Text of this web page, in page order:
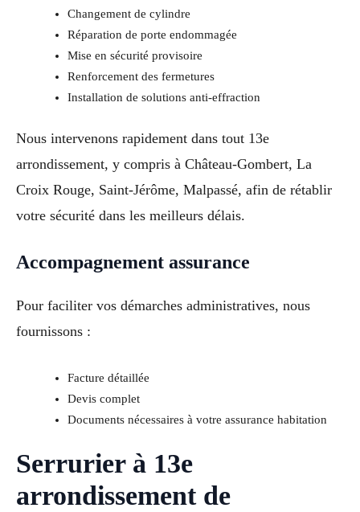
Changement de cylindre
Réparation de porte endommagée
Mise en sécurité provisoire
Renforcement des fermetures
Installation de solutions anti-effraction
Nous intervenons rapidement dans tout 13e
arrondissement, y compris à Château-Gombert, La
Croix Rouge, Saint-Jérôme, Malpassé, afin de rétablir
votre sécurité dans les meilleurs délais.
Accompagnement assurance
Pour faciliter vos démarches administratives, nous
fournissons :
Facture détaillée
Devis complet
Documents nécessaires à votre assurance habitation
Serrurier à 13e
arrondissement de